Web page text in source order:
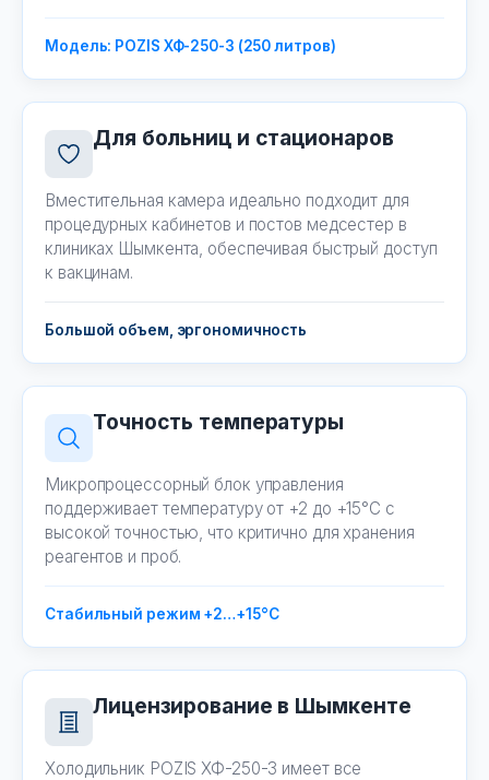
Модель: POZIS ХФ-250-3 (250 литров)
Для больниц и стационаров
Вместительная камера идеально подходит для
процедурных кабинетов и постов медсестер в
клиниках Шымкента, обеспечивая быстрый доступ
к вакцинам.
Большой объем, эргономичность
Точность температуры
Микропроцессорный блок управления
поддерживает температуру от +2 до +15°C с
высокой точностью, что критично для хранения
реагентов и проб.
Стабильный режим +2…+15°C
Лицензирование в Шымкенте
Холодильник POZIS ХФ-250-3 имеет все